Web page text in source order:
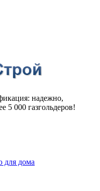
надежно,
5 000 газгольдеров!
для дома